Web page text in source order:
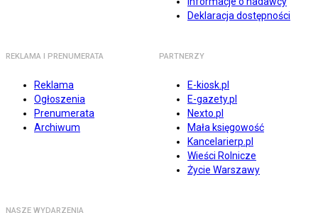
Deklaracja dostępności
REKLAMA I PRENUMERATA
Reklama
Ogłoszenia
Prenumerata
Archiwum
PARTNERZY
E-kiosk.pl
E-gazety.pl
Nexto.pl
Mała księgowość
Kancelarierp.pl
Wieści Rolnicze
Życie Warszawy
NASZE WYDARZENIA